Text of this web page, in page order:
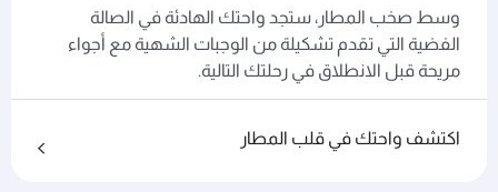
وسط صخب المطار، ستجد واحتك الهادئة في الصالة
الفضية التي تقدم تشكيلة من الوجبات الشهية مع أجواء
مريحة قبل الانطلاق في رحلتك التالية.
اكتشف واحتك في قلب المطار